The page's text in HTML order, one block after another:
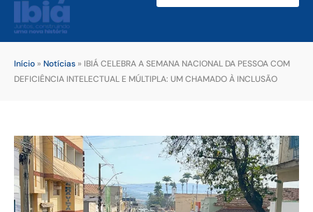
Início » Notícias » IBIÁ CELEBRA A SEMANA NACIONAL DA PESSOA COM
DEFICIÊNCIA INTELECTUAL E MÚLTIPLA: UM CHAMADO À INCLUSÃO